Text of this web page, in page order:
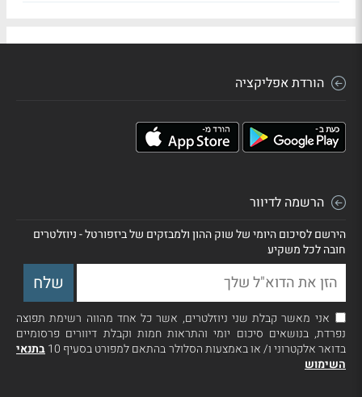
הורדת אפליקציה
הרשמה לדיוור
הירשם לסיכום היומי של שוק ההון ולמבזקים של ביזפורטל - ניוזלטרים
חובה לכל משקיע
אני מאשר קבלת שני ניוזלטרים, אשר כל אחד מהווה רשימת תפוצה
נפרדת, בנושאים סיכום יומי והתראות חמות וקבלת דיוורים פרסומיים
בדואר אלקטרוני ו/ או באמצעות הסלולר בהתאם למפורט בסעיף 10
בתנאי
השימוש